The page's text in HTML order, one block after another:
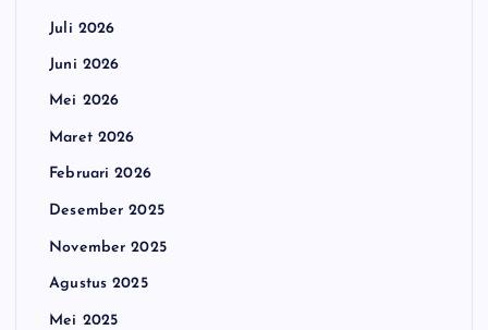
Juli 2026
Juni 2026
Mei 2026
Maret 2026
Februari 2026
Desember 2025
November 2025
Agustus 2025
Mei 2025